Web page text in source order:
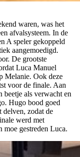
waren, was het
afvalsysteem. In de
A speler gekoppeld
aangemoedigd.
De grootste
Luca Manuel
Melanie. Ook deze
voor de finale. Aan
beetje als verwacht en
Hugo bood goed
delven, zodat de
werd met
moe gestreden Luca.